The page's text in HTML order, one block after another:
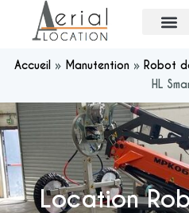
Accueil » Manutention» Robot
HL
Location